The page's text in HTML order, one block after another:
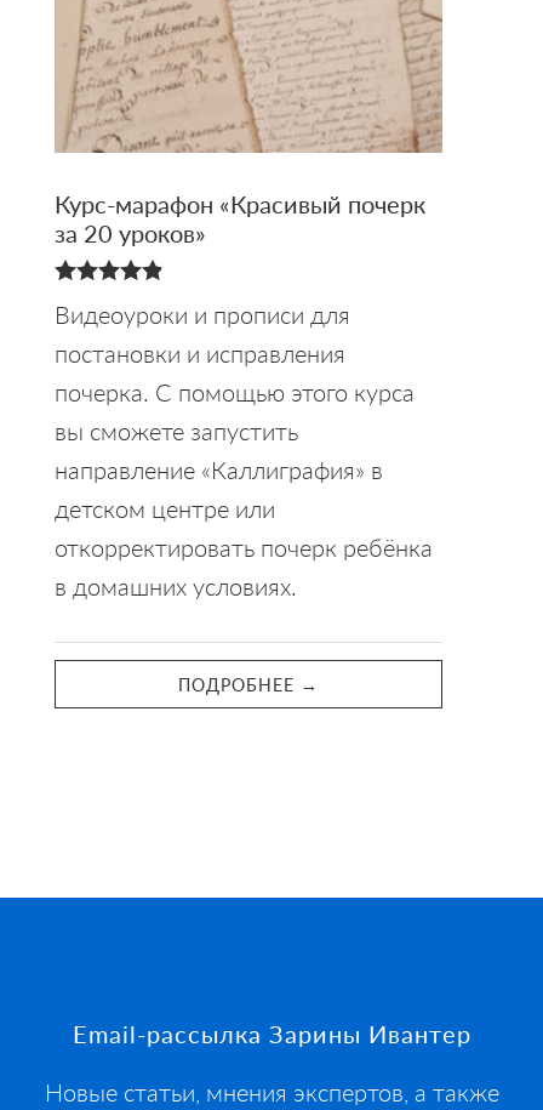
Курс-марафон «Красивый почерк
за 20 уроков»
из 5
Видеоуроки и прописи для
постановки и исправления
почерка. С помощью этого курса
вы сможете запустить
направление «Каллиграфия» в
детском центре или
откорректировать почерк ребёнка
в домашних условиях.
ПОДРОБНЕЕ →
Footer
Email-рассылка Зарины Ивантер
Новые статьи, мнения экспертов, а также